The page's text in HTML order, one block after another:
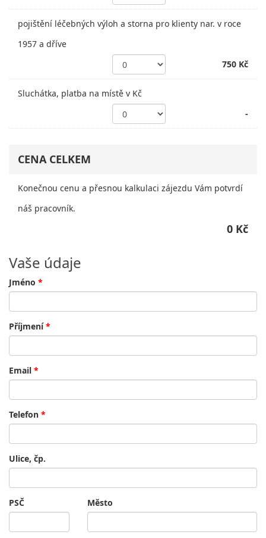
pojištění léčebných výloh a storna pro klienty nar. v roce
1957 a dříve
750 Kč
Sluchátka, platba na místě v Kč
-
CENA CELKEM
Konečnou cenu a přesnou kalkulaci zájezdu Vám potvrdí
náš pracovník.
0 Kč
Vaše údaje
Jméno *
Příjmení*
Email *
Telefon *
Ulice, čp.
PSČ Město